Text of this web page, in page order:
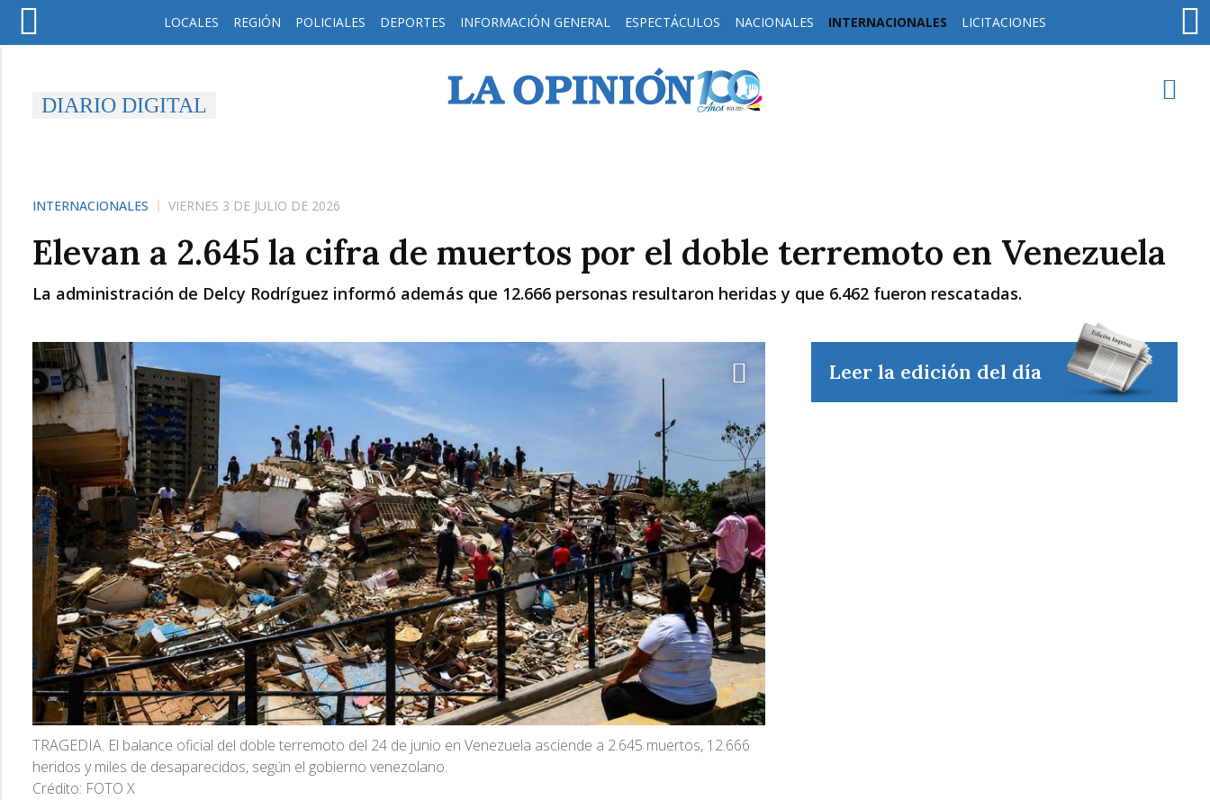
LOCALES REGIÓN POLICIALES DEPORTES INFORMACIÓN GENERAL ESPECTÁCULOS NACIONALES INTERNACIONALES LICITACIONES
DIARIO DIGITAL
Humedad
INTERNACIONALES VIERNES 3 DE JULIO DE 2026
Elevan a 2.645 la cifra de muertos por el doble terremoto en Venezuela
La administración de Delcy Rodríguez informó además que 12.666 personas resultaron heridas y que 6.462 fueron rescatadas.
TRAGEDIA. El balance oficial del doble terremoto del 24 de junio en Venezuela asciende a 2.645 muertos, 12.666
heridos y miles de desaparecidos, según el gobierno venezolano.
Crédito: FOTO X
Leer la edición del día